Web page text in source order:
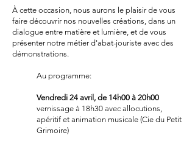
À cette occasion, nous aurons le plaisir de vous
faire découvrir nos nouvelles créations, dans un
dialogue entre matière et lumière, et de vous
présenter notre métier d'abat-jouriste avec des
démonstrations.
Au programme:
Vendredi 24 avril, de 14h00 à 20h00
vernissage à 18h30 avec allocutions,
apéritif et animation musicale (Cie du Petit
Grimoire)